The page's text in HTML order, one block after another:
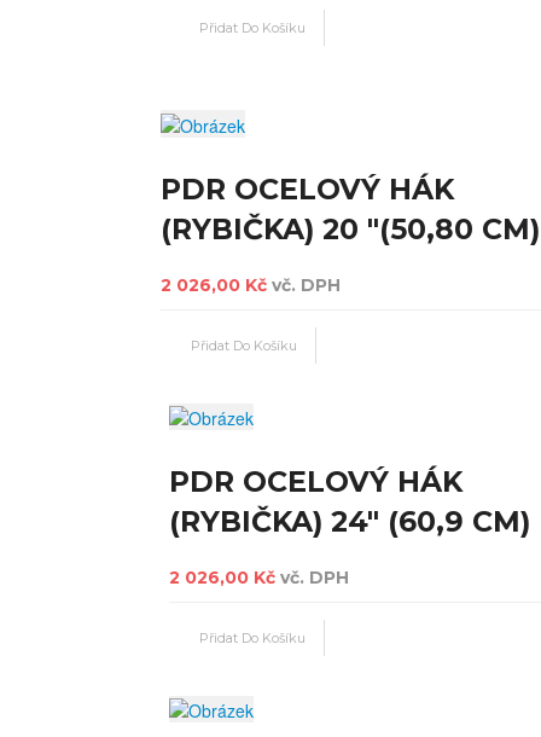
PDR OCELOVÝ HÁK
(RYBIČKA) 20 "(50,80 CM)
2 026,00 Kč vč. DPH
PDR OCELOVÝ HÁK
(RYBIČKA) 24" (60,9 CM)
2 026,00 Kč vč. DPH